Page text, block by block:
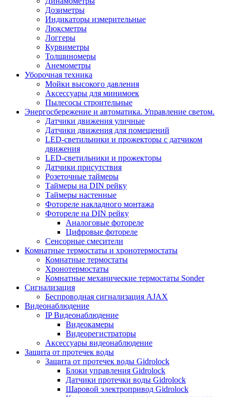
Дозиметры
Индикаторы измерительные
Люксметры
Логгеры
Курвиметры
Толщиномеры
Анемометры
Уборочная техника
Мойки высокого давления
Аксессуары для минимоек
Пылесосы строительные
Энергосбережение и автоматика. Управление светом.
Датчики движения уличные
Датчики движения для помещений
LED-светильники и прожекторы с датчиком
движения
LED-светильники и прожекторы
Датчики присутствия
Розеточные таймеры
Таймеры на DIN рейку
Таймеры настенные
Фотореле накладного монтажа
Фотореле на DIN рейку
Аналоговые фотореле
Цифровые фотореле
Сенсорные смесители
Комнатные термостаты и хронотермостаты
Комнатные термостаты
Хронотермостаты
Комнатные механические термостаты Sonder
Сигнализация
Беспроводная сигнализация AJAX
Видеонаблюдение
IP Видеонаблюдение
Видеокамеры
Видеорегистраторы
Аксессуары видеонаблюдение
Защита от протечек воды
Защита от протечек воды Gidrolock
Блоки управления Gidrolock
Датчики протечки воды Gidrolock
Шаровой электропривод Gidrolock